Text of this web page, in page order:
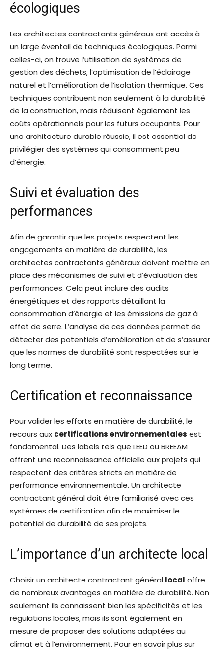
écologiques
Les architectes contractants généraux ont accès à
un large éventail de techniques écologiques. Parmi
celles-ci, on trouve l’utilisation de systèmes de
gestion des déchets, l’optimisation de l’éclairage
naturel et l’amélioration de l’isolation thermique. Ces
techniques contribuent non seulement à la durabilité
de la construction, mais réduisent également les
coûts opérationnels pour les futurs occupants. Pour
une architecture durable réussie, il est essentiel de
privilégier des systèmes qui consomment peu
d’énergie.
Suivi et évaluation des
performances
Afin de garantir que les projets respectent les
engagements en matière de durabilité, les
architectes contractants généraux doivent mettre en
place des mécanismes de suivi et d’évaluation des
performances. Cela peut inclure des audits
énergétiques et des rapports détaillant la
consommation d’énergie et les émissions de gaz à
effet de serre. L’analyse de ces données permet de
détecter des potentiels d’amélioration et de s’assurer
que les normes de durabilité sont respectées sur le
long terme.
Certification et reconnaissance
Pour valider les efforts en matière de durabilité, le
recours aux certifications environnementales est
fondamental. Des labels tels que LEED ou BREEAM
offrent une reconnaissance officielle aux projets qui
respectent des critères stricts en matière de
performance environnementale. Un architecte
contractant général doit être familiarisé avec ces
systèmes de certification afin de maximiser le
potentiel de durabilité de ses projets.
L’importance d’un architecte local
Choisir un architecte contractant général local offre
de nombreux avantages en matière de durabilité. Non
seulement ils connaissent bien les spécificités et les
régulations locales, mais ils sont également en
mesure de proposer des solutions adaptées au
climat et à l’environnement. Pour en savoir plus sur